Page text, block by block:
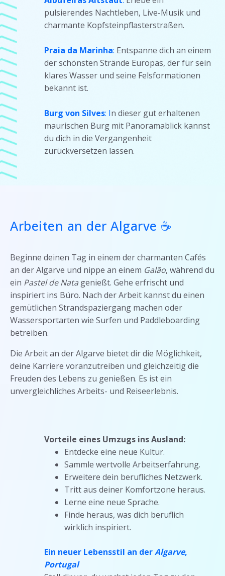
pulsierendes Nachtleben, Live-Musik und
charmante Kopfsteinpflasterstraßen.
Praia da Marinha: Entspanne dich an einem
der schönsten Strände Europas, der für sein
klares Wasser und seine Felsformationen
bekannt ist.
Burg von Silves: In dieser gut erhaltenen
maurischen Burg mit Panoramablick kannst
du dich in die Vergangenheit
zurückversetzen lassen.
Arbeiten an der Algarve ☕
Beginne deinen Tag in einem der charmanten Cafés
an der Algarve und nippe an einem Galão, während du
ein Pastel de Nata genießt. Gehe erfrischt und
inspiriert ins Büro. Nach der Arbeit kannst du einen
gemütlichen Strandspaziergang machen oder
Wassersportarten wie Surfen und Paddleboarding
betreiben.
Die Arbeit an der Algarve bietet dir die Möglichkeit,
deine Karriere voranzutreiben und gleichzeitig die
Freuden des Lebens zu genießen. Es ist ein
unvergleichliches Arbeits- und Reiseerlebnis.
Vorteile eines Umzugs ins Ausland:
Entdecke eine neue Kultur.
Sammle wertvolle Arbeitserfahrung.
Erweitere dein berufliches Netzwerk.
Tritt aus deiner Komfortzone heraus.
Lerne eine neue Sprache.
Finde heraus, was dich beruflich
wirklich inspiriert.
Ein neuer Lebensstil an derAlgarve,
Portugal